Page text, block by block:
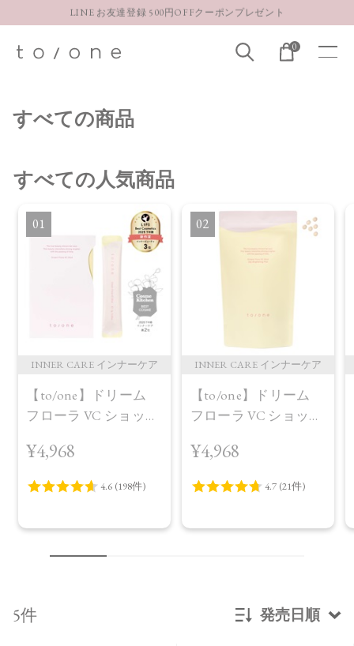
LINE お友達登録 500円OFFクーポンプレゼント
お得な定期購入コースはこちら
0
すべての商品
すべての人気商品
1
INNER CARE インナーケア
【to/one】ドリーム
フローラ VC ショット
¥4,968
2
INNER CARE インナーケア
【to/one】ドリーム
フローラ VC ショット
プラス＜限定品＞
¥4,968
5件 発売日順